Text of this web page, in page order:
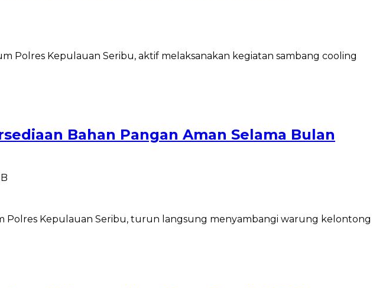
Polres Kepulauan Seribu, aktif melaksanakan kegiatan sambang cooling
Bahan Pangan Aman Selama Bulan
Polres Kepulauan Seribu, turun langsung menyambangi warung kelontong